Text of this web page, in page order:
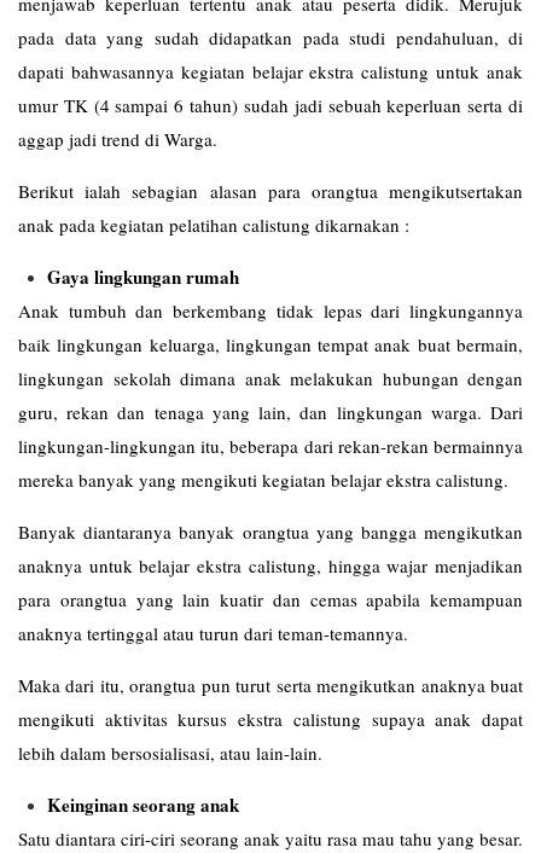
pada data yang sudah didapatkan pada studi pendahuluan, di
dapati bahwasannya kegiatan belajar ekstra calistung untuk anak
umur TK (4 sampai 6 tahun) sudah jadi sebuah keperluan serta di
aggap jadi trend di Warga.
Berikut ialah sebagian alasan para orangtua mengikutsertakan
anak pada kegiatan pelatihan calistung dikarnakan :
Gaya lingkungan rumah
Anak tumbuh dan berkembang tidak lepas dari lingkungannya
baik lingkungan keluarga, lingkungan tempat anak buat bermain,
lingkungan sekolah dimana anak melakukan hubungan dengan
guru, rekan dan tenaga yang lain, dan lingkungan warga. Dari
lingkungan-lingkungan itu, beberapa dari rekan-rekan bermainnya
mereka banyak yang mengikuti kegiatan belajar ekstra calistung.
Banyak diantaranya banyak orangtua yang bangga mengikutkan
anaknya untuk belajar ekstra calistung, hingga wajar menjadikan
para orangtua yang lain kuatir dan cemas apabila kemampuan
anaknya tertinggal atau turun dari teman-temannya.
Maka dari itu, orangtua pun turut serta mengikutkan anaknya buat
mengikuti aktivitas kursus ekstra calistung supaya anak dapat
lebih dalam bersosialisasi, atau lain-lain.
Keinginan seorang anak
Satu diantara ciri-ciri seorang anak yaitu rasa mau tahu yang besar.